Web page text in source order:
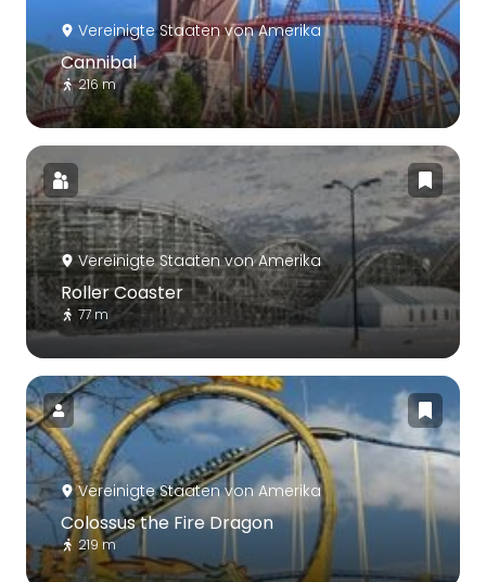
Vereinigte Staaten von Amerika
Cannibal
216 m
Vereinigte Staaten von Amerika
Roller Coaster
77 m
Vereinigte Staaten von Amerika
Colossus the Fire Dragon
219 m